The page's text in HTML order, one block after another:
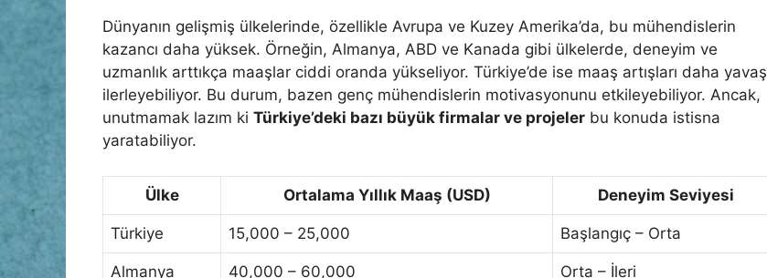
Dünyanın gelişmiş ülkelerinde, özellikle Avrupa ve Kuzey Amerika’da, bu mühendislerin
kazancı daha yüksek. Örneğin, Almanya, ABD ve Kanada gibi ülkelerde, deneyim ve
uzmanlık arttıkça maaşlar ciddi oranda yükseliyor. Türkiye’de ise maaş artışları daha yavaş
ilerleyebiliyor. Bu durum, bazen genç mühendislerin motivasyonunu etkileyebiliyor. Ancak,
unutmamak lazım ki Türkiye’deki bazı büyük firmalar ve projeler bu konuda istisna
yaratabiliyor.
Ülke Ortalama Yıllık Maaş (USD) Deneyim Seviyesi
Türkiye 15,000 – 25,000 Başlangıç – Orta
Almanya 40,000 – 60,000 Orta – İleri